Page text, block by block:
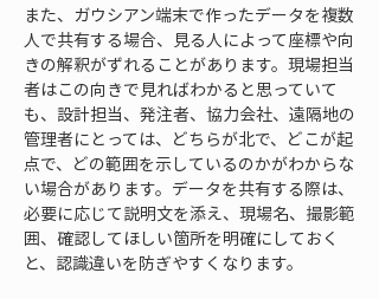
また、ガウシアン端末で作ったデータを複数
人で共有する場合、見る人によって座標や向
きの解釈がずれることがあります。現場担当
者はこの向きで見ればわかると思っていて
も、設計担当、発注者、協力会社、遠隔地の
管理者にとっては、どちらが北で、どこが起
点で、どの範囲を示しているのかがわからな
い場合があります。データを共有する際は、
必要に応じて説明文を添え、現場名、撮影範
囲、確認してほしい箇所を明確にしておく
と、認識違いを防ぎやすくなります。